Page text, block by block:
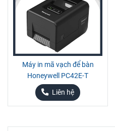
Máy in mã vạch để bàn
Honeywell PC42E-T
Liên hệ